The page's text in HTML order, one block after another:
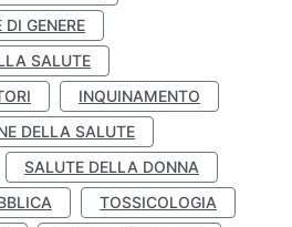
DI GENERE
SALUTE
INQUINAMENTO
DELLA SALUTE
SALUTE DELLA DONNA
TOSSICOLOGIA